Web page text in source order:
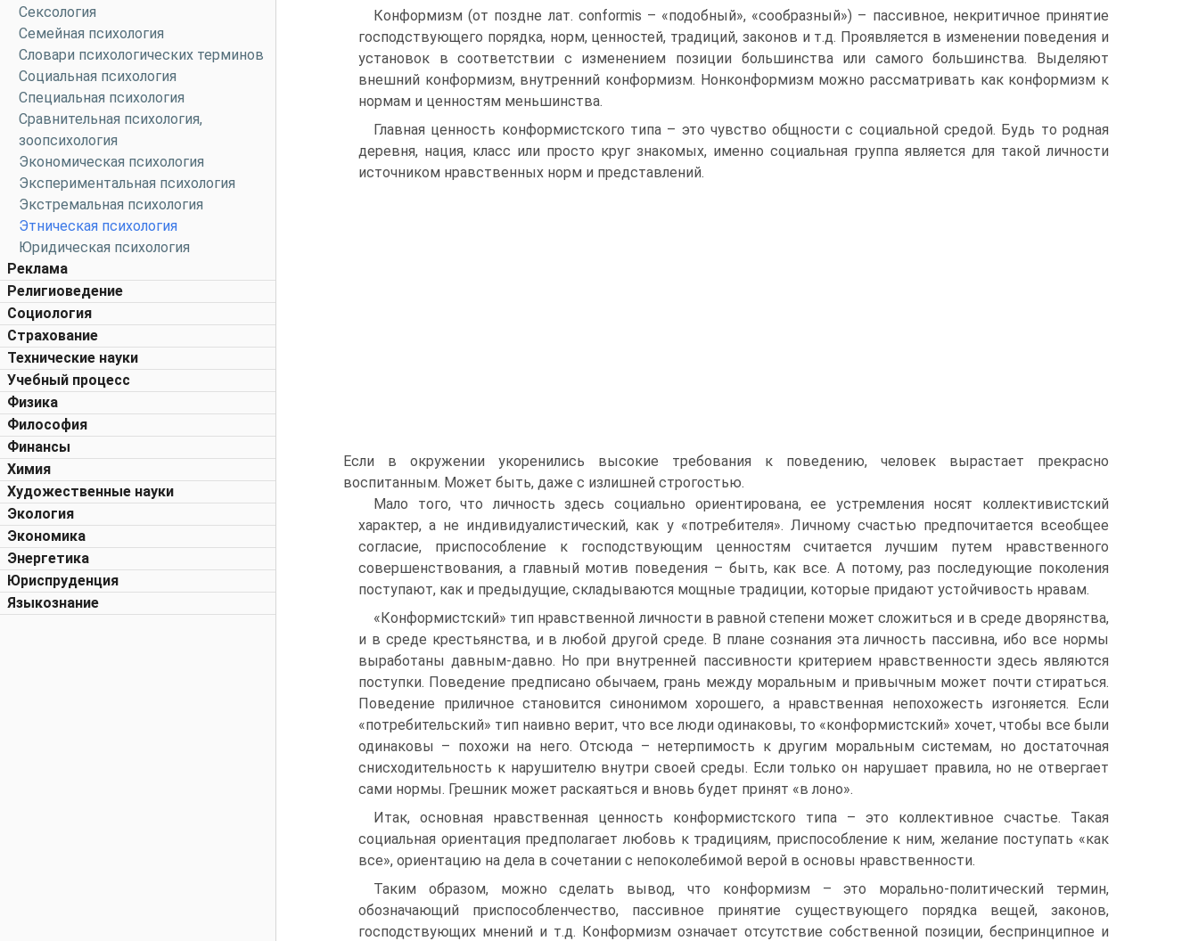
Сексология
Семейная психология
Словари психологических терминов
Социальная психология
Специальная психология
Сравнительная психология,
зоопсихология
Экономическая психология
Экспериментальная психология
Экстремальная психология
Этническая психология
Юридическая психология
Реклама
Религиоведение
Социология
Страхование
Технические науки
Учебный процесс
Физика
Философия
Финансы
Химия
Художественные науки
Экология
Экономика
Энергетика
Юриспруденция
Языкознание
Конформизм (от поздне лат. conformis – «подобный», «сообразный») – пассивное, некритичное принятие
господствующего порядка, норм, ценностей, традиций, законов и т.д. Проявляется в изменении поведения и
установок в соответствии с изменением позиции большинства или самого большинства. Выделяют
внешний конформизм, внутренний конформизм. Нонконформизм можно рассматривать как конформизм к
нормам и ценностям меньшинства.
Главная ценность конформистского типа – это чувство общности с социальной средой. Будь то родная
деревня, нация, класс или просто круг знакомых, именно социальная группа является для такой личности
источником нравственных норм и представлений.
Если в окружении укоренились высокие требования к поведению, человек вырастает прекрасно
воспитанным. Может быть, даже с излишней строгостью.
Мало того, что личность здесь социально ориентирована, ее устремления носят коллективистский
характер, а не индивидуалистический, как у «потребителя». Личному счастью предпочитается всеобщее
согласие, приспособление к господствующим ценностям считается лучшим путем нравственного
совершенствования, а главный мотив поведения – быть, как все. А потому, раз последующие поколения
поступают, как и предыдущие, складываются мощные традиции, которые придают устойчивость нравам.
«Конформистский» тип нравственной личности в равной степени может сложиться и в среде дворянства,
и в среде крестьянства, и в любой другой среде. В плане сознания эта личность пассивна, ибо все нормы
выработаны давным-давно. Но при внутренней пассивности критерием нравственности здесь являются
поступки. Поведение предписано обычаем, грань между моральным и привычным может почти стираться.
Поведение приличное становится синонимом хорошего, а нравственная непохожесть изгоняется. Если
«потребительский» тип наивно верит, что все люди одинаковы, то «конформистский» хочет, чтобы все были
одинаковы – похожи на него. Отсюда – нетерпимость к другим моральным системам, но достаточная
снисходительность к нарушителю внутри своей среды. Если только он нарушает правила, но не отвергает
сами нормы. Грешник может раскаяться и вновь будет принят «в лоно».
Итак, основная нравственная ценность конформистского типа – это коллективное счастье. Такая
социальная ориентация предполагает любовь к традициям, приспособление к ним, желание поступать «как
все», ориентацию на дела в сочетании с непоколебимой верой в основы нравственности.
Таким образом, можно сделать вывод, что конформизм – это морально-политический термин,
обозначающий приспособленчество, пассивное принятие существующего порядка вещей, законов,
господствующих мнений и т.д. Конформизм означает отсутствие собственной позиции, беспринципное и